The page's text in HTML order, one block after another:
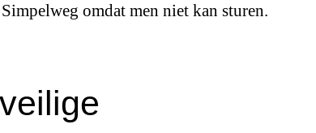
omdat men niet kan sturen.